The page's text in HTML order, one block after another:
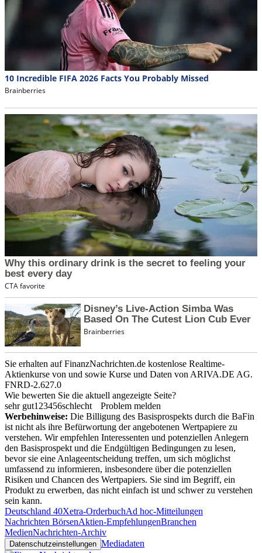
Sie erhalten auf FinanzNachrichten.de kostenlose Realtime-
Aktienkurse von und sowie Kurse und Daten von ARIVA.DE AG.
FNRD-2.627.0
Wie bewerten Sie die aktuell angezeigte Seite?
sehr gut1 23456schlecht
Problem melden
Werbehinweise: Die Billigung des Basisprospekts durch die BaFin
ist nicht als ihre Befürwortung der angebotenen Wertpapiere zu
verstehen. Wir empfehlen Interessenten und potenziellen Anlegern
den Basisprospekt und die Endgültigen Bedingungen zu lesen,
bevor sie eine Anlageentscheidung treffen, um sich möglichst
umfassend zu informieren, insbesondere über die potenziellen
Risiken und Chancen des Wertpapiers. Sie sind im Begriff, ein
Produkt zu erwerben, das nicht einfach ist und schwer zu verstehen
sein kann.
Deutschland 40Xetra-OrderbuchAd hoc-Mitteilungen
Nachrichten BörsenAktien-EmpfehlungenBranchen
MedienNachrichten-Archiv
Datenschutzeinstellungen Mediadaten